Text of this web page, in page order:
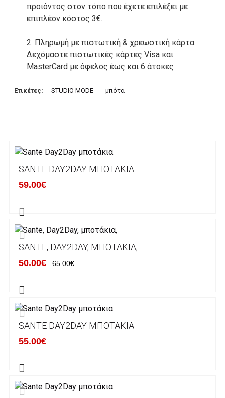
προιόντος στον τόπο που έχετε επιλέξει με
επιπλέον κόστος 3€.
2. Πληρωμή με πιστωτική & χρεωστική κάρτα.
Δεχόμαστε πιστωτικές κάρτες Visa και
MasterCard με όφελος έως και 6 άτοκες
μας κατάστημα πραγρατοποιούνται μέσα από
Λογαριασμό.
κάποιον απο τους ακόλουθους τραπεζικούς
λογαριασμούς:
ΕΞΟΔΑ ΑΠΟΣΤΟΛΗΣ
ΕΛΛΑΔΑ
μεταφορικών 2€ για αγορές κάτω των 50€
Τα προϊόντα που παραγγέλνει ο χρήστης μέσω
του ηλεκτρονικού καταστήματος lablanca.gr
Ετικέτες: STUDIO MODE μπότα
SANTE DAY2DAY ΜΠΟΤΆΚΙΑ
59.00€
SANTE, DAY2DAY, ΜΠΟΤΆΚΙΑ,
50.00€ 65.00€
SANTE DAY2DAY ΜΠΟΤΆΚΙΑ
55.00€